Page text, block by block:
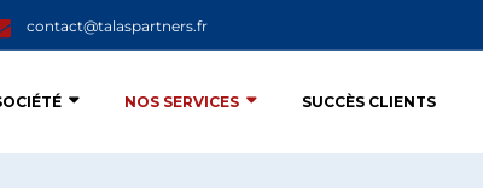
contact@talaspartners.fr
NOS SERVICES SUCCÈS CLIENTS